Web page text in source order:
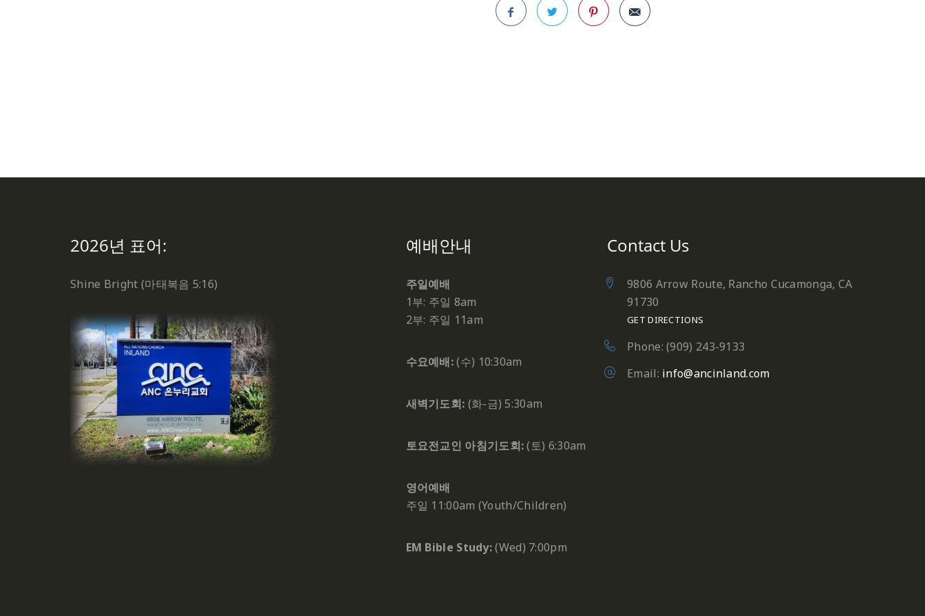
2026년 표어:
Shine Bright (마태복음 5:16)
예배안내
주일예배
1부: 주일 8am
2부: 주일 11am
수요예배:(수) 10:30am
새벽기도회: (화-금) 5:30am
토요전교인 아침기도회:(토) 6:30am
영어예배
주일 11:00am (Youth/Children)
EM Bible Study:(Wed) 7:00pm
Contact Us
9806 Arrow Route, Rancho Cucamonga, CA
91730
GET DIRECTIONS
Phone: (909) 243-9133
Email: info@ancinland.com